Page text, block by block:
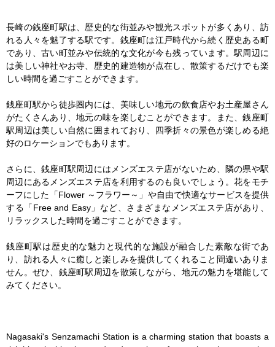
長崎の銭座町駅は、歴史的な街並みや観光スポットが多くあり、訪
れる人々を魅了する駅です。銭座町は江戸時代から続く歴史ある町
であり、古い町並みや伝統的な文化が今も残っています。駅周辺に
は美しい神社やお寺、歴史的建造物が点在し、散策するだけでも楽
しい時間を過ごすことができます。
銭座町駅から徒歩圏内には、美味しい地元の飲食店やお土産屋さん
がたくさんあり、地元の味を楽しむことができます。また、銭座町
駅周辺は美しい自然に囲まれており、四季折々の景色が楽しめる絶
好のロケーションでもあります。
さらに、銭座町駅周辺にはメンズエステ店がないため、隣の県や駅
周辺にあるメンズエステ店を利用するのも良いでしょう。花をモチ
ーフにした「Flower ～フラワー～」や自由で快適なサービスを提供
する「Free and Easy」など、さまざまなメンズエステ店があり、
リラックスした時間を過ごすことができます。
銭座町駅は歴史的な魅力と現代的な施設が融合した素敵な街であ
り、訪れる人々に癒しと楽しみを提供してくれること間違いありま
せん。ぜひ、銭座町駅周辺を散策しながら、地元の魅力を堪能して
みてください。
Nagasaki's Senzamachi Station is a charming station that boasts a